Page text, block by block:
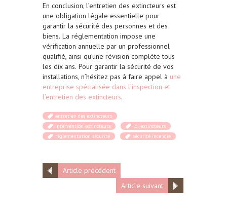
En conclusion, l’entretien des extincteurs est
une obligation légale essentielle pour
garantir la sécurité des personnes et des
biens. La réglementation impose une
vérification annuelle par un professionnel
qualifié, ainsi qu’une révision complète tous
les dix ans. Pour garantir la sécurité de vos
installations, n’hésitez pas à faire appel à une
entreprise spécialisée dans l’inspection et
l’entretien des extincteurs.
entretien des extincteurs
intervention extincteurs
loi extincteurs
règlementation sécurité
sécurité incendie
Article précédent
Article suivant